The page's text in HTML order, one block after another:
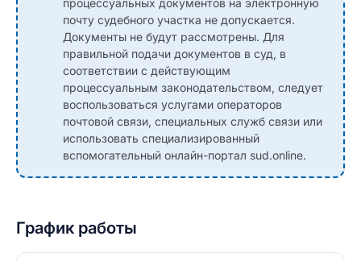
процессуальных документов на электронную
почту судебного участка не допускается.
Документы не будут рассмотрены. Для
правильной подачи документов в суд, в
соответствии с действующим
процессуальным законодательством, следует
воспользоваться услугами операторов
почтовой связи, специальных служб связи или
использовать специализированный
вспомогательный онлайн-портал sud.online.
График работы